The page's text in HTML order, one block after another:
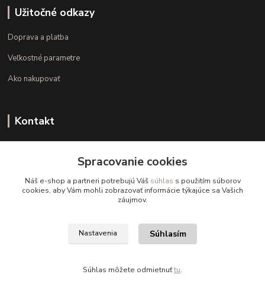
Užitočné odkazy
Doprava a platba
Veľkostné parametre
Ako nakupovať
Kontakt
(Po.-Pi. 10.00 - 15.00)
info@kvalitnaBielizen.sk
Copyright © kvalitnabielizen.sk
Spracovanie cookies
Náš e-shop a partneri potrebujú Váš súhlas s použitím súborov
cookies, aby Vám mohli zobrazovať informácie týkajúce sa Vašich
záujmov.
Nastavenia Súhlasím
Súhlas môžete odmietnuťtu.